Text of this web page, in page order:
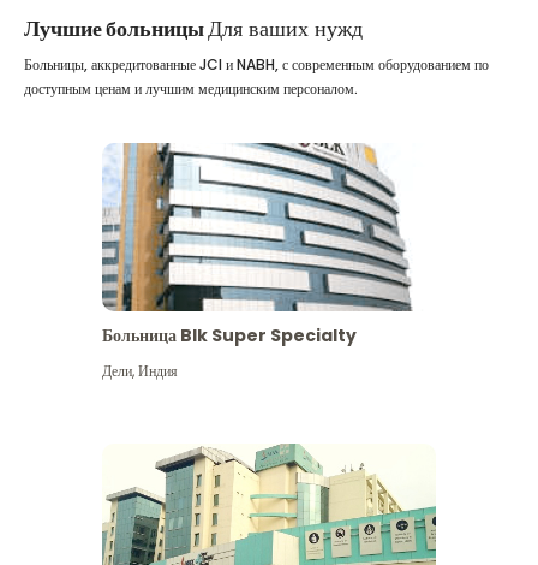
Лучшие больницыДля ваших нужд
Больницы, аккредитованные JCI и NABH, с современным оборудованием по
доступным ценам и лучшим медицинским персоналом.
Больница Blk Super Specialty
Дели,Индия